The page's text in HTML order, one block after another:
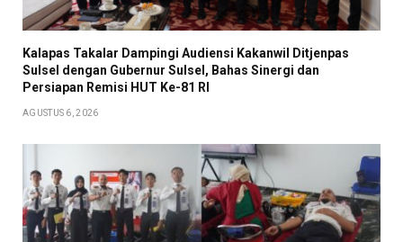
Kalapas Takalar Dampingi Audiensi Kakanwil Ditjenpas
Sulsel dengan Gubernur Sulsel, Bahas Sinergi dan
Persiapan Remisi HUT Ke-81 RI
AGUSTUS 6, 2026